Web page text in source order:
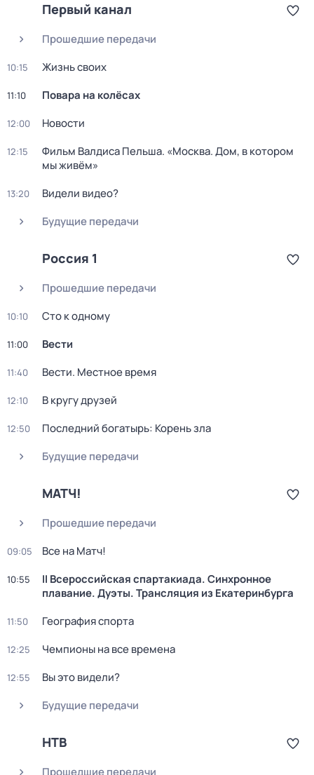
Первый канал
Прошедшие передачи
10:15 Жизнь своих
11:10 Повара на колёсах
12:00 Новости
12:15
Фильм Валдиса Пельша. «Москва. Дом, в котором
мы живём»
13:20
Видели видео?
Будущие передачи
Россия 1
Прошедшие передачи
10:10 Сто к одному
11:00 Вести
11:40 Вести. Местное время
12:10 В кругу друзей
12:50
Последний богатырь: Корень зла
Будущие передачи
МАТЧ!
Прошедшие передачи
09:05 Все на Матч!
10:55
II Всероссийская спартакиада. Синхронное
плавание. Дуэты. Трансляция из Екатеринбурга
11:50 География спорта
12:25 Чемпионы на все времена
12:55
Вы это видели?
Будущие передачи
НТВ
Прошедшие передачи